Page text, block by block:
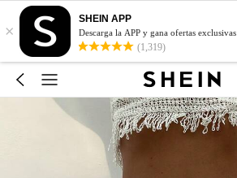
×
SHEIN APP
Descarga la APP y gana ofertas exclusivas
(1,319)